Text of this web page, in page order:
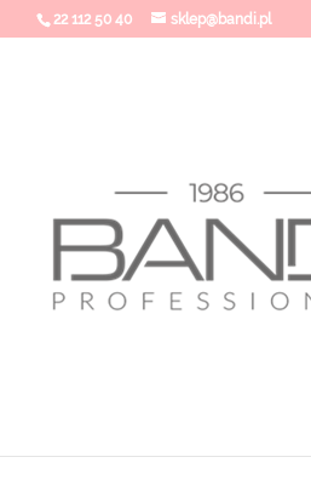
22 112 50 40 sklep@bandi.pl